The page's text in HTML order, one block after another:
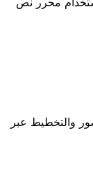
والتخطيط عبر